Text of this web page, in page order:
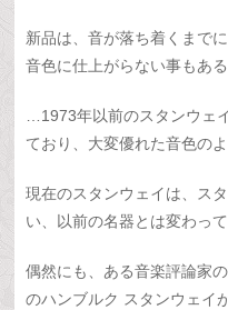
新品は、音が落ち着くまで
音色に仕上がらない事もある
…1973年以前のスタンウェ
ており、大変優れた音色のよ
現在のスタンウェイは、ス
い、以前の名器とは変わっ
偶然にも、ある音楽評論家
のハンブルク スタンウェイ